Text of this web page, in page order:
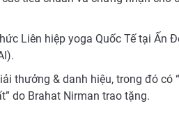
Liên hiệp yoga Quốc Tế tại Ấn
thưởng & danh hiệu, trong đó có
do Brahat Nirman trao tặng.